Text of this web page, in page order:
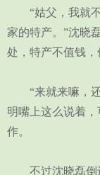
“姑父，我就不
家的特产。”沈晓
处，特产不值钱，
“来就来嘛，还
明嘴上这么说着
作。
不过沈晓磊倒